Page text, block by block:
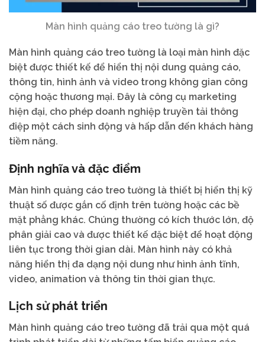
Màn hình quảng cáo treo tường là gì?
Màn hình quảng cáo treo tường là loại màn hình đặc
biệt được thiết kế để hiển thị nội dung quảng cáo,
thông tin, hình ảnh và video trong không gian công
cộng hoặc thương mại. Đây là công cụ marketing
hiện đại, cho phép doanh nghiệp truyền tải thông
điệp một cách sinh động và hấp dẫn đến khách hàng
tiềm năng.
Định nghĩa và đặc điểm
Màn hình quảng cáo treo tường là thiết bị hiển thị kỹ
thuật số được gắn cố định trên tường hoặc các bề
mặt phẳng khác. Chúng thường có kích thước lớn, độ
phân giải cao và được thiết kế đặc biệt để hoạt động
liên tục trong thời gian dài. Màn hình này có khả
năng hiển thị đa dạng nội dung như hình ảnh tĩnh,
video, animation và thông tin thời gian thực.
Lịch sử phát triển
Màn hình quảng cáo treo tường đã trải qua một quá